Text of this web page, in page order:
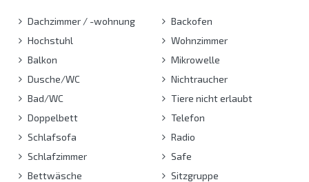
Dachzimmer / -wohnung
Hochstuhl
Balkon
Dusche/WC
Bad/WC
Doppelbett
Schlafsofa
Schlafzimmer
Bettwäsche
Backofen
Wohnzimmer
Mikrowelle
Nichtraucher
Tiere nicht erlaubt
Telefon
Radio
Safe
Sitzgruppe